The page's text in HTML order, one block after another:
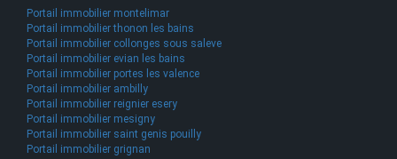
Portail immobilier montelimar
Portail immobilier thonon les bains
Portail immobilier collonges sous saleve
Portail immobilier evian les bains
Portail immobilier portes les valence
Portail immobilier ambilly
Portail immobilier reignier esery
Portail immobilier mesigny
Portail immobilier saint genis pouilly
Portail immobilier grignan